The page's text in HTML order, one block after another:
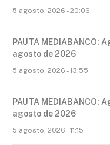
5 agosto, 2026 - 20:06
PAUTA MEDIABANCO:
agosto de 2026
5 agosto, 2026 - 13:55
PAUTA MEDIABANCO:
agosto de 2026
5 agosto, 2026 - 11:15